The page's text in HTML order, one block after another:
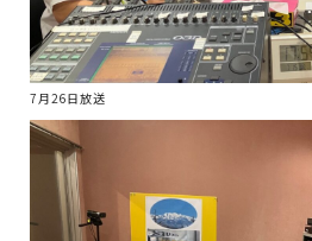
7月26日放送